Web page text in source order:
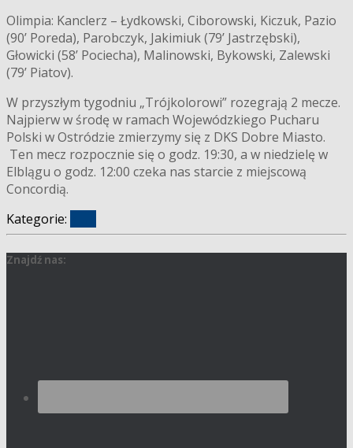
Olimpia: Kanclerz – Łydkowski, Ciborowski, Kiczuk, Pazio
(90’ Poreda), Parobczyk, Jakimiuk (79’ Jastrzębski),
Głowicki (58’ Pociecha), Malinowski, Bykowski, Zalewski
(79’ Piatov).
W przyszłym tygodniu „Trójkolorowi” rozegrają 2 mecze.
Najpierw w środę w ramach Wojewódzkiego Pucharu
Polski w Ostródzie zmierzymy się z DKS Dobre Miasto.
Ten mecz rozpocznie się o godz. 19:30, a w niedzielę w
Elblągu o godz. 12:00 czeka nas starcie z miejscową
Concordią.
Kategorie:
Znajdź nas: